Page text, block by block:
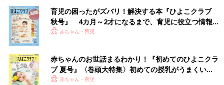
育児の困ったがズバリ！解決する本『ひよこクラブ
秋号』 4カ月～2才になるまで、育児に役立つ情報が
いっぱい！
赤ちゃん・育児
赤ちゃんのお世話まるわかり！『初めてのひよこクラ
ブ 夏号』〈巻頭大特集〉初めての授乳がうまくい
く！ おっぱい・ミルクの基本と夏のトラブル 解決テ
赤ちゃん・育児